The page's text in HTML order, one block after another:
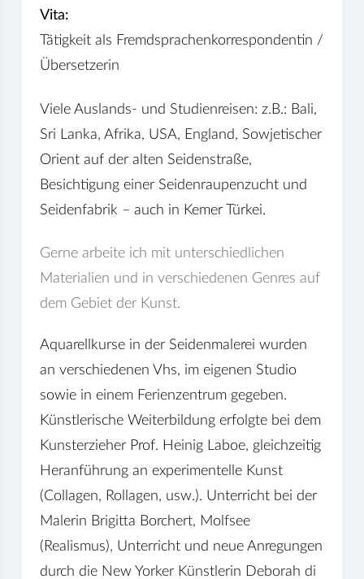
Vita:
Tätigkeit als Fremdsprachenkorrespondentin /
Übersetzerin
Viele Auslands- und Studienreisen: z.B.: Bali,
Sri Lanka, Afrika, USA, England, Sowjetischer
Orient auf der alten Seidenstraße,
Besichtigung einer Seidenraupenzucht und
Seidenfabrik – auch in Kemer Türkei.
Gerne arbeite ich mit unterschiedlichen
Materialien und in verschiedenen Genres auf
dem Gebiet der Kunst.
Aquarellkurse in der Seidenmalerei wurden
an verschiedenen Vhs, im eigenen Studio
sowie in einem Ferienzentrum gegeben.
Künstlerische Weiterbildung erfolgte bei dem
Kunsterzieher Prof. Heinig Laboe, gleichzeitig
Heranführung an experimentelle Kunst
(Collagen, Rollagen, usw.). Unterricht bei der
Malerin Brigitta Borchert, Molfsee
(Realismus), Unterricht und neue Anregungen
durch die New Yorker Künstlerin Deborah di